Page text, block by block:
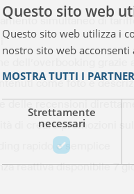
simultaneo di
dell’overbooking grazie
come foto e
delle recensioni
di creare promozioni
rapido e semplice
reattiva disponibile 7
Questo sito web
Questo sito web utilizza i
nostro sito web
MOSTRA TUTTI I PARTNER
Strettamente
necessari